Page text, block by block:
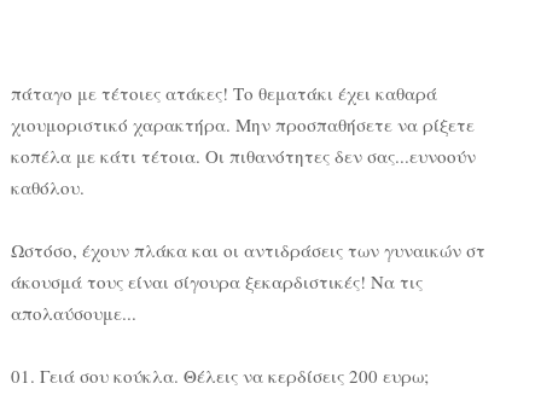
πάταγο με τέτοιες ατάκες! Το θεματάκι έχει καθαρά
χιουμοριστικό χαρακτήρα. Μην προσπαθήσετε να ρίξετε
κοπέλα με κάτι τέτοια. Οι πιθανότητες δεν σας...ευνοούν
καθόλου.
Ωστόσο, έχουν πλάκα και οι αντιδράσεις των γυναικών στ
άκουσμά τους είναι σίγουρα ξεκαρδιστικές! Να τις
απολαύσουμε...
01. Γειά σου κούκλα. Θέλεις να κερδίσεις 200 ευρω;